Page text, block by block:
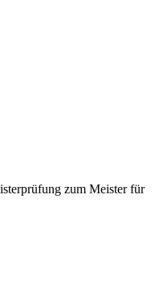
zum Meister für